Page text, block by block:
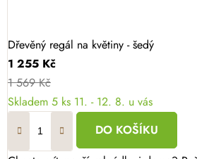
Dřevěný regál na květiny - šedý
1 255 Kč
1 569 Kč
Skladem 5 ks 11. - 12. 8. u vás
DO KOŠÍKU